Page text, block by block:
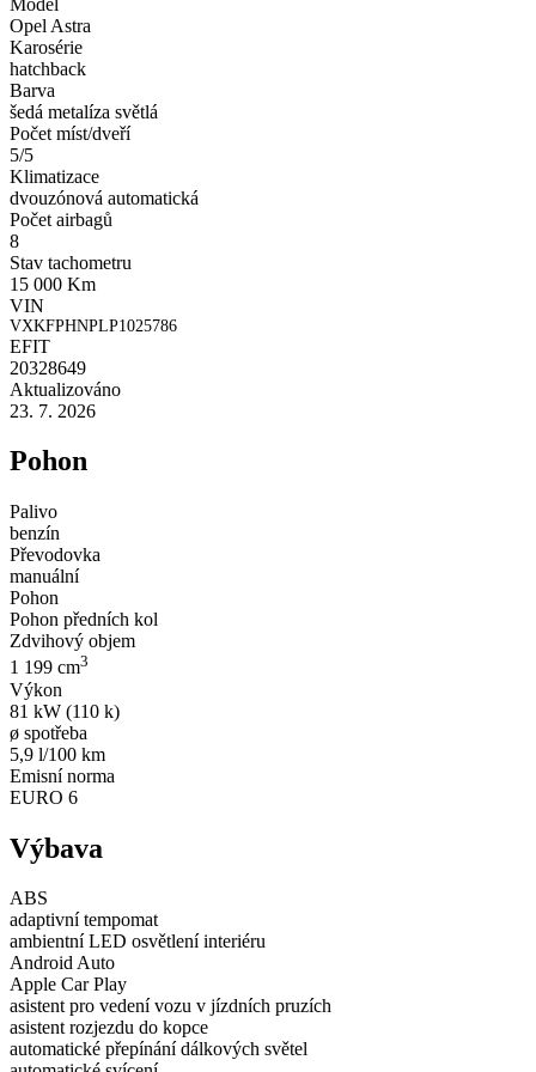
Opel Astra
Karosérie
hatchback
Barva
šedá metalíza světlá
Počet míst/dveří
5/5
Klimatizace
dvouzónová automatická
Počet airbagů
8
Stav tachometru
15 000 Km
VIN
VXKFPHNPLP1025786
EFIT
20328649
Aktualizováno
23. 7. 2026
Pohon
Palivo
benzín
Převodovka
manuální
Pohon
Pohon předních kol
Zdvihový objem
1 199 cm3
Výkon
81 kW (110 k)
ø spotřeba
5,9 l/100 km
Emisní norma
EURO 6
Výbava
ABS
adaptivní tempomat
ambientní LED osvětlení interiéru
Android Auto
Apple Car Play
asistent pro vedení vozu v jízdních pruzích
asistent rozjezdu do kopce
automatické přepínání dálkových světel